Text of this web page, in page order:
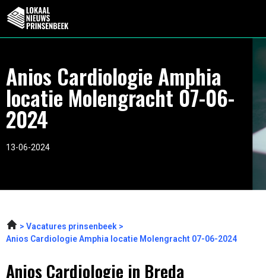
Anios Cardiologie Amphia
locatie Molengracht 07-06-
2024
13-06-2024
Vacatures prinsenbeek
Anios Cardiologie Amphia locatie Molengracht 07-06-2024
Anios Cardiologie in Breda